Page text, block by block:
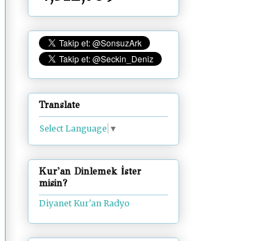
Translate
Select Language ▼
Kur'an Dinlemek İster
misin?
Diyanet Kur'an Radyo